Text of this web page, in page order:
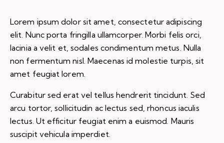
Lorem ipsum dolor sit amet, consectetur adipiscing
elit. Nunc porta fringilla ullamcorper. Morbi felis orci,
lacinia a velit et, sodales condimentum metus. Nulla
non fermentum nisl. Maecenas id molestie turpis, sit
amet feugiat lorem.
Curabitur sed erat vel tellus hendrerit tincidunt. Sed
arcu tortor, sollicitudin ac lectus sed, rhoncus iaculis
lectus. Ut efficitur feugiat enim a euismod. Mauris
suscipit vehicula imperdiet.